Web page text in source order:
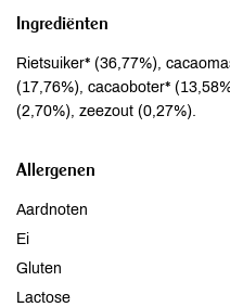
Ingrediënten
Rietsuiker* (36,77%),
(17,76%), cacaoboter*
(2,70%), zeezout (0,27%).
Allergenen
Aardnoten
Ei
Gluten
Lactose